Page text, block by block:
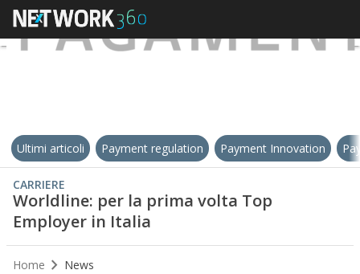
Ultimi articoli Payment regulation Payment Innovation
CARRIERE
Worldline: per la prima volta Top
Employer in Italia
Home News